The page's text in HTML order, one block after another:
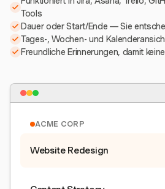
Tools
Dauer oder Start/Ende — Sie
Tages-, Wochen- und
Freundliche Erinnerungen, damit
ACME CORP
Website Redesign